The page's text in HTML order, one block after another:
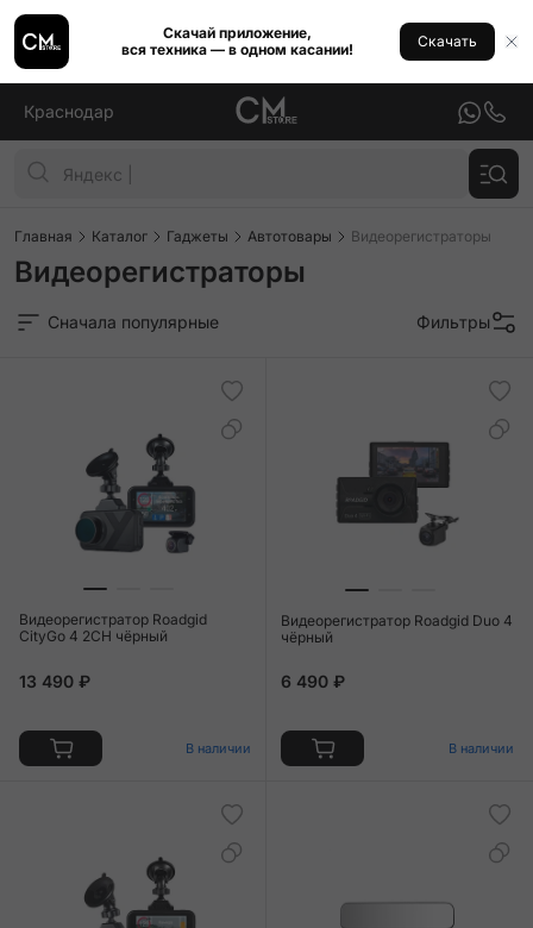
Скачай приложение,
вся техника — в одном касании!
Скачать
Краснодар
Главная Каталог Гаджеты Автотовары Видеорегистраторы
Видеорегистраторы
Сначала популярные Фильтры
Видеорегистратор Roadgid
CityGo 4 2CH чёрный
13 490 ₽
В наличии
Видеорегистратор Roadgid Duo 4
чёрный
6 490 ₽
В наличии